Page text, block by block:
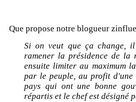
Que propose notre blogueur
Si on veut que ça change,
ramener la présidence de la
ensuite limiter au maximum
par le peuple, au profit d'une
pays qui ont une bonne
répartis et le chef est désigné